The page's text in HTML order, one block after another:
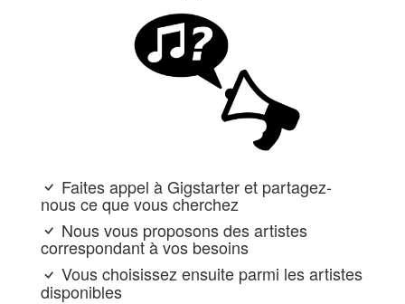
Faites appel à Gigstarter et partagez-
nous ce que vous cherchez
Nous vous proposons des artistes
correspondant à vos besoins
Vous choisissez ensuite parmi les artistes
disponibles